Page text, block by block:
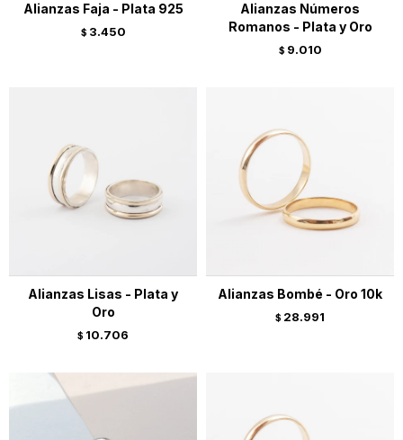
Alianzas Faja - Plata 925
$ 3.450
Alianzas Números
Romanos - Plata y Oro
$ 9.010
Alianzas Lisas - Plata y
Oro
$ 10.706
Alianzas Bombé - Oro 10k
$ 28.991